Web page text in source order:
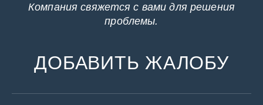
Компания свяжется с вами для решения
проблемы.
ДОБАВИТЬ ЖАЛОБУ